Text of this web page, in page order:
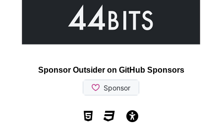
Sponsor Outsider on GitHub Sponsors
Valid HTML5
Valid CSS
WCAG 2.1 AA